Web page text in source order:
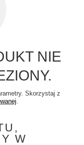
NIE
Skorzystaj z
.
W